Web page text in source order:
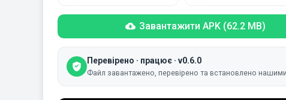
Завантажити APK (62.2 MB)
Перевірено · працює · v0.6.0
Файл завантажено, перевірено та встановлено